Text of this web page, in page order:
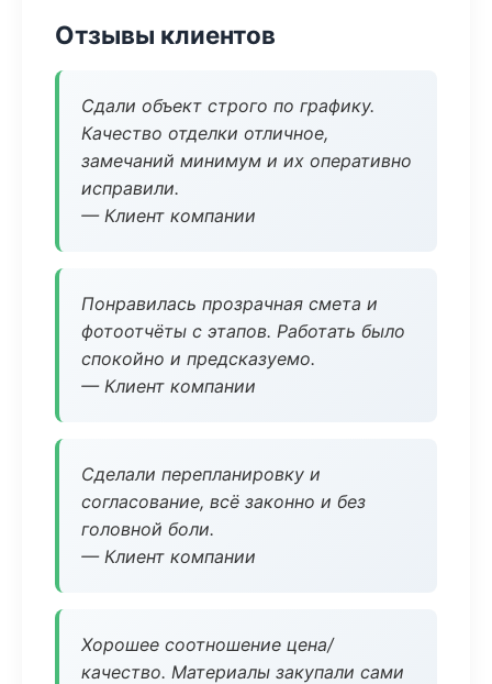
Отзывы клиентов
Сдали объект строго по графику.
Качество отделки отличное,
замечаний минимум и их оперативно
исправили.
— Клиент компании
Понравилась прозрачная смета и
фотоотчёты с этапов. Работать было
спокойно и предсказуемо.
— Клиент компании
Сделали перепланировку и
согласование, всё законно и без
головной боли.
— Клиент компании
Хорошее соотношение цена/
качество. Материалы закупали сами